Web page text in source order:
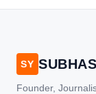
SY
Founder,